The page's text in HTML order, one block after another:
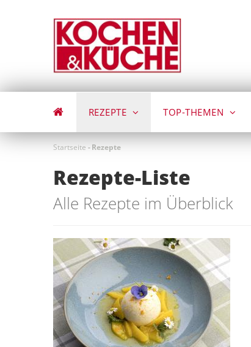
REZEPTE TOP-THEMEN
Startseite -Rezepte
Rezepte-Liste
Alle Rezepte im Überblick